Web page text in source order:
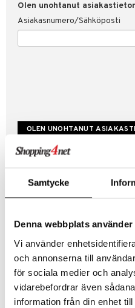
Samtycke
Denna webbplats
Vi använder
och annonserna till
för sociala medier och
vidarebefordrar även
information från din enhet
Olen unohtanut
Asiakasnumero/Sähköposti
Luo uusi asiakas
Hyviä tarjouksia
Kestotilaus
Arvostele tuotteita
Toivelistat
LUO ASIAKAS